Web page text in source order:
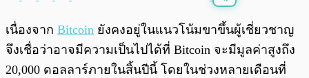
0:00/
เนื่องจาก Bitcoin ยังคงอยู่ในแนวโน้มขาขึ้นผู้เชี่ยวชาญ
จึงเชื่อว่าอาจมีความเป็นไปได้ที่ Bitcoin จะมีมูลค่าสูงถึง
20,000 ดอลลาร์ภายในสิ้นปีนี้ โดยในช่วงหลายเดือนที่